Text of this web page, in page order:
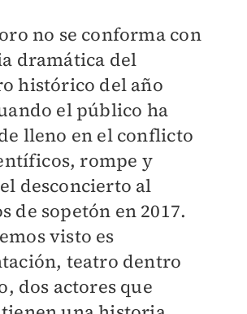
no se conforma con
dramática del
histórico del año
el público ha
lleno en el conflicto
rompe y
desconcierto al
de sopetón en 2017.
visto es
teatro dentro
dos actores que